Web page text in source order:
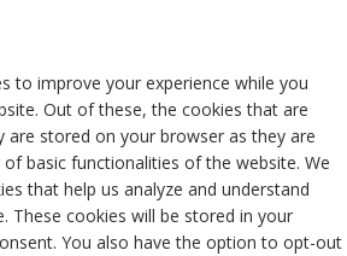
to improve your experience while you
Out of these, the cookies that are
are stored on your browser as they are
basic functionalities of the website. We
that help us analyze and understand
These cookies will be stored in your
You also have the option to opt-out